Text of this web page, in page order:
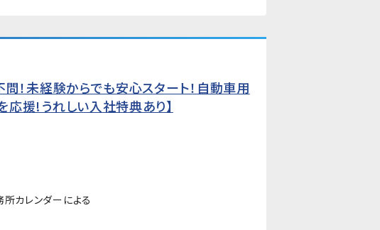
！未経験からでも安心スタート！自動車用
応援!うれしい入社特典あり】
カレンダーによる